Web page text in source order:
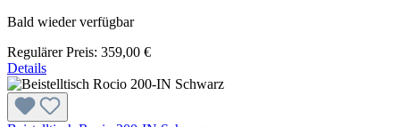
Bald wieder verfügbar
Regulärer Preis: 359,00 €
Details